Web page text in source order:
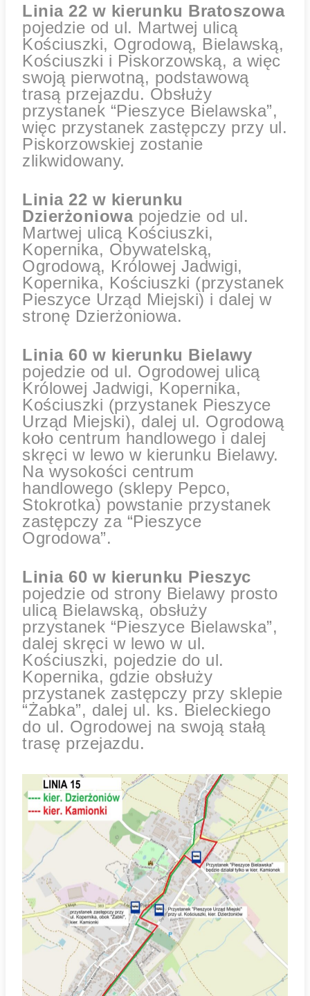
Linia 22 w kierunku Bratoszowa
pojedzie od ul. Martwej ulicą
Kościuszki, Ogrodową, Bielawską,
Kościuszki i Piskorzowską, a więc
swoją pierwotną, podstawową
trasą przejazdu. Obsłuży
przystanek “Pieszyce Bielawska”,
więc przystanek zastępczy przy ul.
Piskorzowskiej zostanie
zlikwidowany.
Linia 22 w kierunku
Dzierżoniowapojedzie od ul.
Martwej ulicą Kościuszki,
Kopernika, Obywatelską,
Ogrodową, Królowej Jadwigi,
Kopernika, Kościuszki (przystanek
Pieszyce Urząd Miejski) i dalej w
stronę Dzierżoniowa.
Linia 60 w kierunku Bielawy
pojedzie od ul. Ogrodowej ulicą
Królowej Jadwigi, Kopernika,
Kościuszki (przystanek Pieszyce
Urząd Miejski), dalej ul. Ogrodową
koło centrum handlowego i dalej
skręci w lewo w kierunku Bielawy.
Na wysokości centrum
handlowego (sklepy Pepco,
Stokrotka) powstanie przystanek
zastępczy za “Pieszyce
Ogrodowa”.
Linia 60 w kierunku Pieszyc
pojedzie od strony Bielawy prosto
ulicą Bielawską, obsłuży
przystanek “Pieszyce Bielawska”,
dalej skręci w lewo w ul.
Kościuszki, pojedzie do ul.
Kopernika, gdzie obsłuży
przystanek zastępczy przy sklepie
“Żabka”, dalej ul. ks. Bieleckiego
do ul. Ogrodowej na swoją stałą
trasę przejazdu.